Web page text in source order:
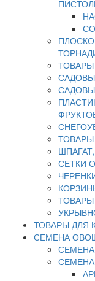
СЕТКИ
ТОВАРЫ ДЛЯ
СЕМЕНА